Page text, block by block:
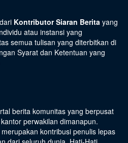
Kontributor Siaran Berita yang
atau instansi yang
semua tulisan yang diterbitkan di
Syarat dan Ketentuan yang
berita komunitas yang berpusat
perwakilan dimanapun.
kontribusi penulis lepas